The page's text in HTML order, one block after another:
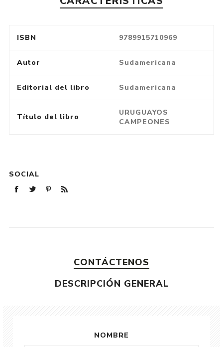
ISBN 9789915710969
Autor Sudamericana
Editorial del libro Sudamericana
Título del libro
URUGUAYOS
CAMPEONES
SOCIAL
CONTÁCTENOS
DESCRIPCIÓN GENERAL
NOMBRE